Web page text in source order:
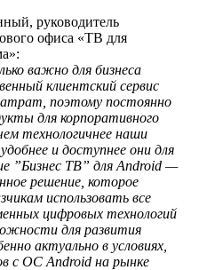
руководитель
офиса «ТВ для
важно для бизнеса
клиентский сервис
поэтому постоянно
для корпоративного
технологичнее наши
и доступнее они для
”Бизнес ТВ” для Android —
решение, которое
использовать все
цифровых технологий
для развития
актуально в условиях,
с ОС Android на рынке